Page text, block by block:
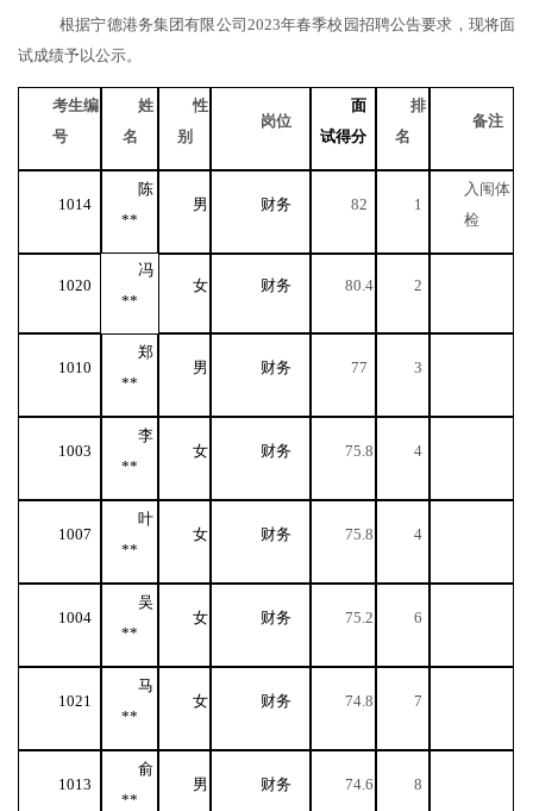
根据宁德港务集团有限公司 2023年春季校园招聘公告要求，现将面
试成绩予以公示。
考生编
号
姓
名
性
别
岗位
面
试得分
排
名
备注
1014
陈
**
男 财务 82 1
入闱体
检
1020
冯
**
女 财务 80.4 2
1010
郑
**
男 财务 77 3
1003
李
**
女 财务 75.8 4
1007
叶
**
女 财务 75.8 4
1004
吴
**
女 财务 75.2 6
1021
马
**
女 财务 74.8 7
1013
俞
**
男 财务 74.6 8